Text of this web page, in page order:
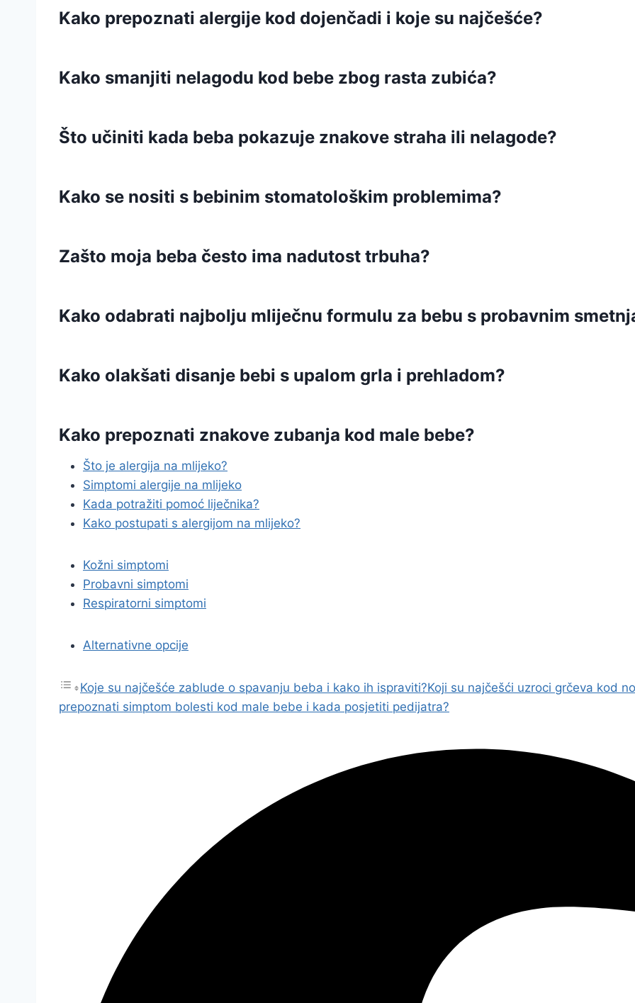
Kako prepoznati alergije kod dojenčadi i koje su najčešće?
Kako smanjiti nelagodu kod bebe zbog rasta zubića?
Što učiniti kada beba pokazuje znakove straha ili nelagode?
Kako se nositi s bebinim stomatološkim problemima?
Zašto moja beba često ima nadutost trbuha?
Kako odabrati najbolju mliječnu formulu za bebu s probavnim
Kako olakšati disanje bebi s upalom grla i prehladom?
Kako prepoznati znakove zubanja kod male bebe?
Što je alergija na mlijeko?
Simptomi alergije na mlijeko
Kada potražiti pomoć liječnika?
Kako postupati s alergijom na mlijeko?
Kožni simptomi
Probavni simptomi
Respiratorni simptomi
Alternativne opcije
Koje su najčešće zablude o spavanju beba i kako ih ispraviti?Koji su najčešći uzroci grčeva kod
prepoznati simptom bolesti kod male bebe i kada posjetiti pedijatra?